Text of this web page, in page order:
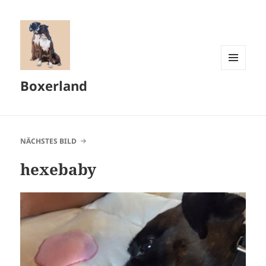
Boxerland
NÄCHSTES BILD
hexebaby